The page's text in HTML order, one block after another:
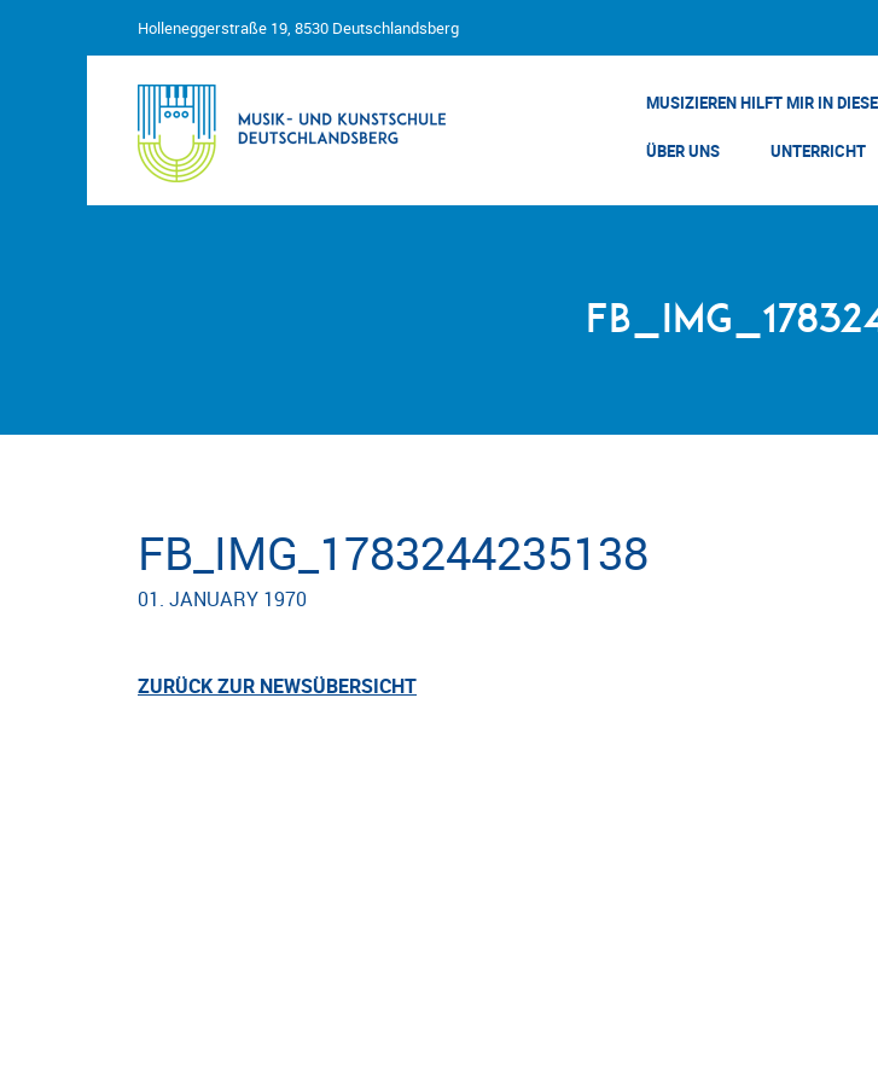
Holleneggerstraße 19, 8530 Deutschlandsberg
MUSIZIEREN HILFT MIR IN
ÜBER UNS UNTERRICHT
FB_IMG_1783244235138
01. JANUARY 1970
ZURÜCK ZUR NEWSÜBERSICHT